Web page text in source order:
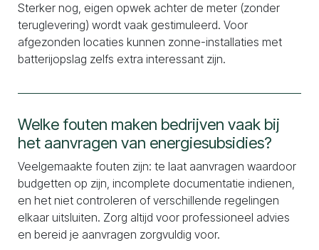
Sterker nog, eigen opwek achter de meter (zonder
teruglevering) wordt vaak gestimuleerd. Voor
afgezonden locaties kunnen zonne-installaties met
batterijopslag zelfs extra interessant zijn.
Welke fouten maken bedrijven vaak bij
het aanvragen van energiesubsidies?
Veelgemaakte fouten zijn: te laat aanvragen waardoor
budgetten op zijn, incomplete documentatie indienen,
en het niet controleren of verschillende regelingen
elkaar uitsluiten. Zorg altijd voor professioneel advies
en bereid je aanvragen zorgvuldig voor.